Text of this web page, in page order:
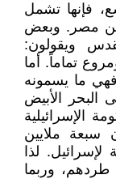
فإنها تشمل
من مصر. وبعض
ويقولون:
تماماً. أما
فهي ما يسمونه
البحر الأبيض
الإسرائيلية
سبعة ملايين
لإسرائيل. لذا
طردهم، وربما